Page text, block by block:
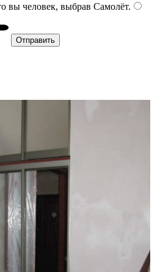
вы человек, выбрав Самолёт.